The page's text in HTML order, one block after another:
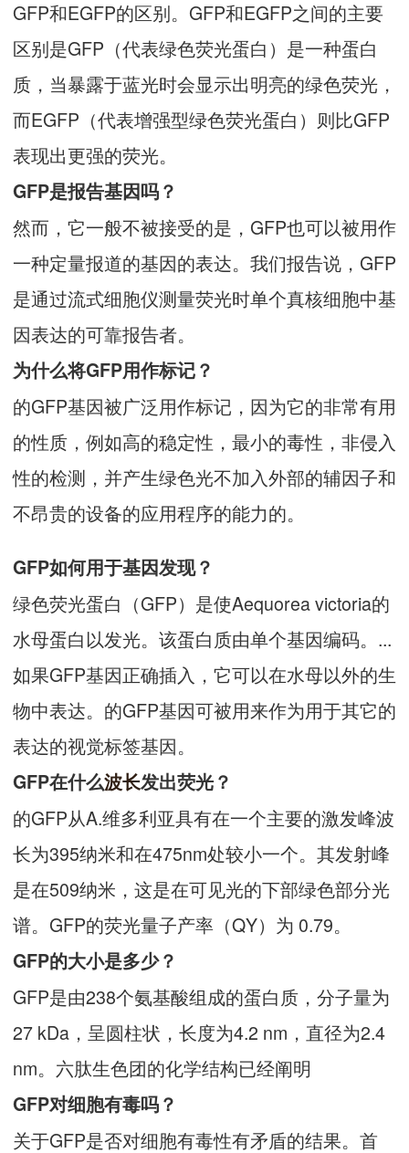
GFP和EGFP的区别。GFP和EGFP之间的主要
区别是GFP（代表绿色荧光蛋白）是一种蛋白
质，当暴露于蓝光时会显示出明亮的绿色荧光，
而EGFP（代表增强型绿色荧光蛋白）则比GFP
表现出更强的荧光。
GFP是报告基因吗？
然而，它一般不被接受的是，GFP也可以被用作
一种定量报道的基因的表达。我们报告说，GFP
是通过流式细胞仪测量荧光时单个真核细胞中基
因表达的可靠报告者。
为什么将GFP用作标记？
的GFP基因被广泛用作标记，因为它的非常有用
的性质，例如高的稳定性，最小的毒性，非侵入
性的检测，并产生绿色光不加入外部的辅因子和
不昂贵的设备的应用程序的能力的。
GFP如何用于基因发现？
绿色荧光蛋白（GFP）是使Aequorea victoria的
水母蛋白以发光。该蛋白质由单个基因编码。...
如果GFP基因正确插入，它可以在水母以外的生
物中表达。的GFP基因可被用来作为用于其它的
表达的视觉标签基因。
GFP在什么波长发出荧光？
的GFP从A.维多利亚具有在一个主要的激发峰波
长为395纳米和在475nm处较小一个。其发射峰
是在509纳米，这是在可见光的下部绿色部分光
谱。GFP的荧光量子产率（QY）为 0.79。
GFP的大小是多少？
GFP是由238个氨基酸组成的蛋白质，分子量为
27 kDa，呈圆柱状，长度为4.2 nm，直径为2.4
nm。六肽生色团的化学结构已经阐明
GFP对细胞有毒吗？
关于GFP是否对细胞有毒性有矛盾的结果。首